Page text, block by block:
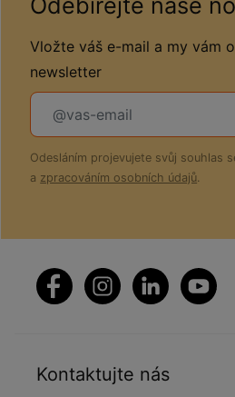
Odebírejte naše
Vložte váš e-mail a my vám
newsletter
Odesláním projevujete svůj souhlas
a zpracováním osobních údajů.
Kontaktujte nás